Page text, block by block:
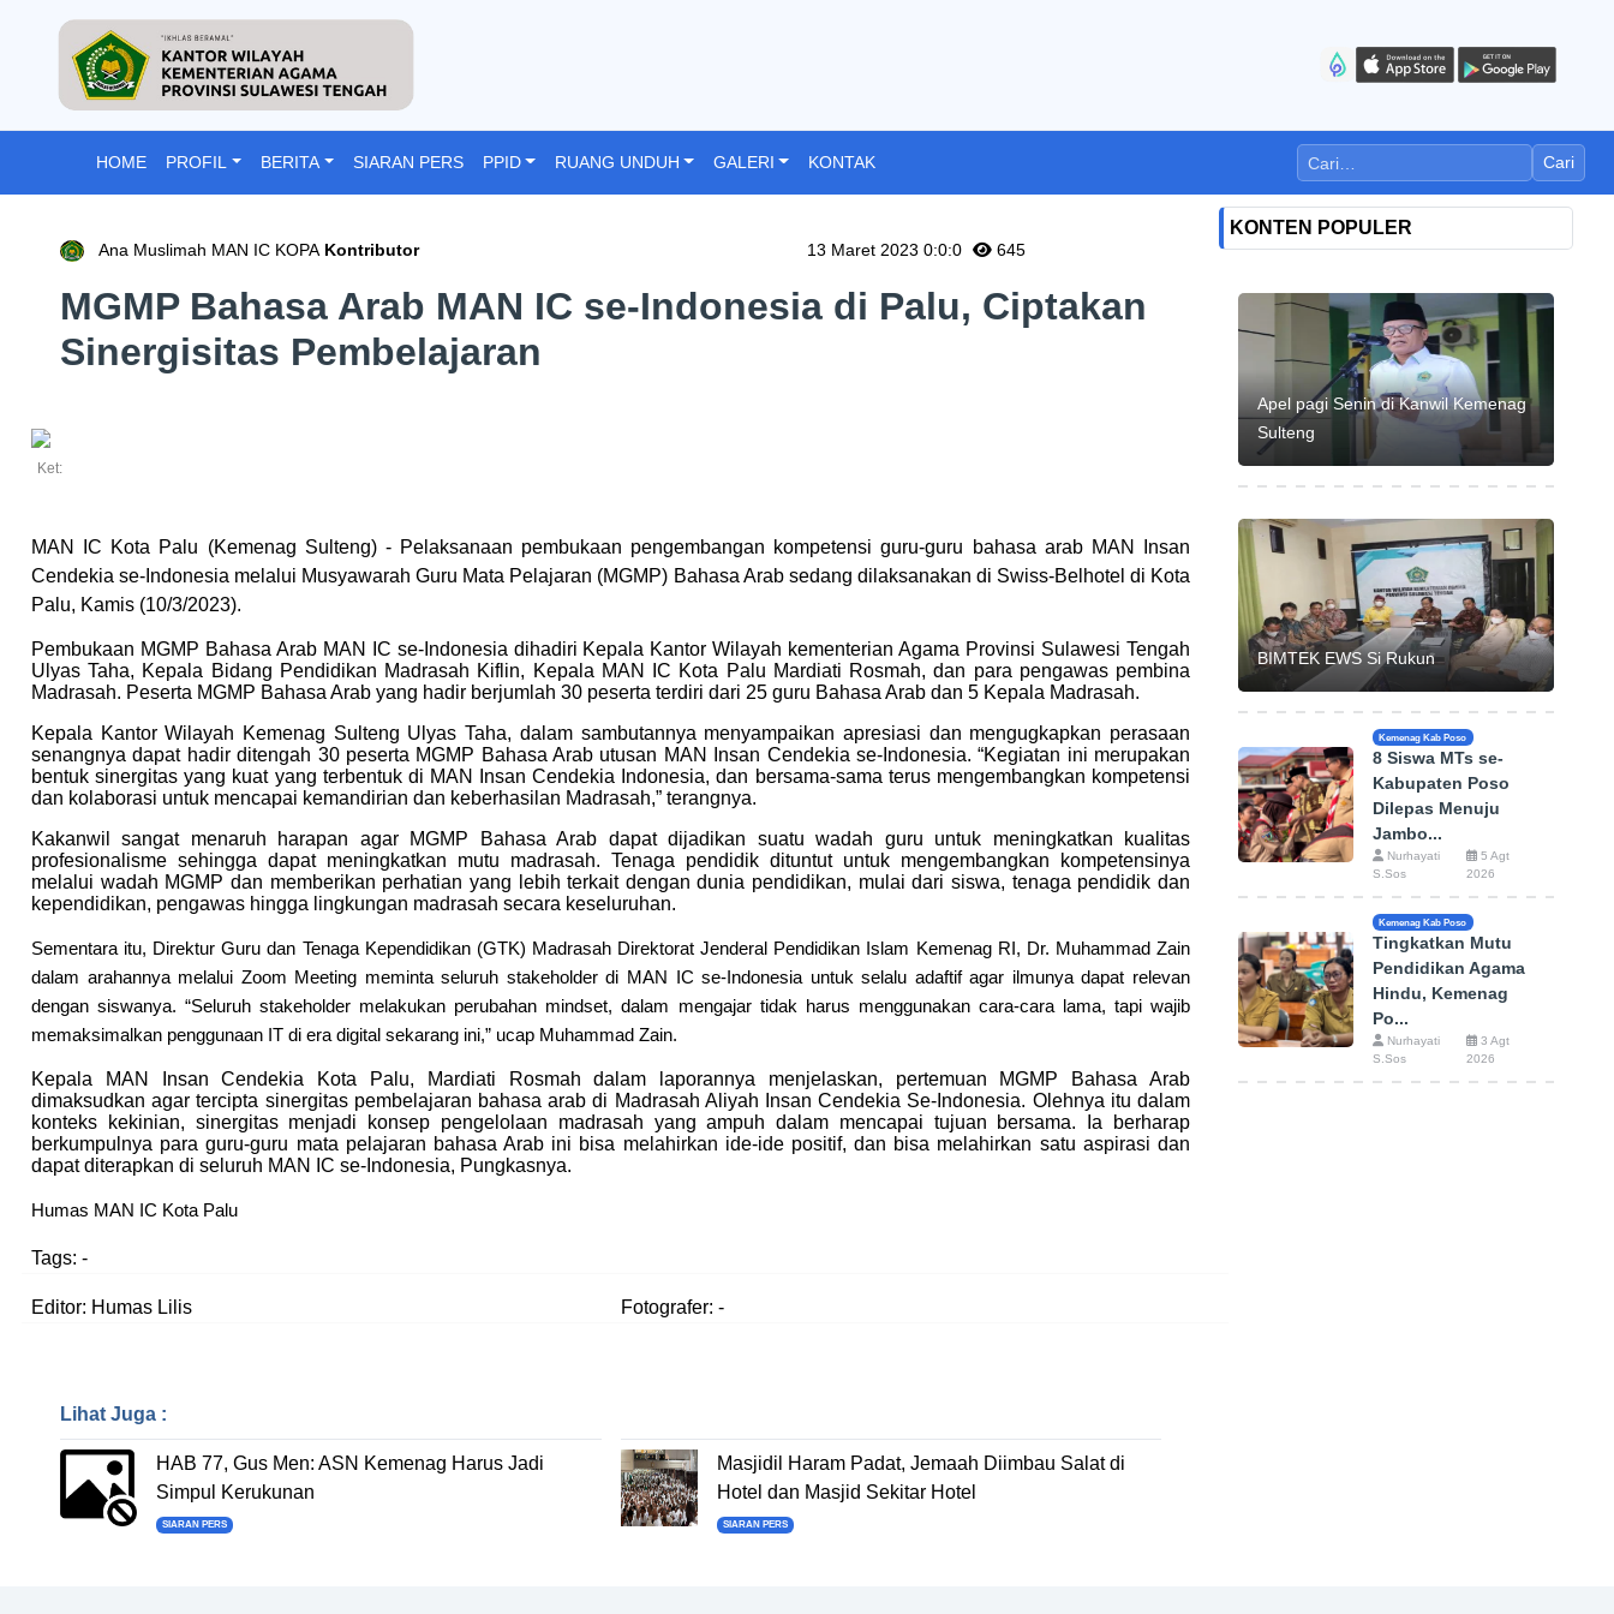
HOME PROFIL BERITA SIARAN PERS PPID RUANG UNDUH GALERI KONTAK Cari
Ana Muslimah MAN IC KOPA Kontributor 13 Maret 2023 0:0:0 645
MGMP Bahasa Arab MAN IC se-Indonesia di Palu, Ciptakan
Sinergisitas Pembelajaran
Ket:
MAN IC Kota Palu (Kemenag Sulteng) - Pelaksanaan pembukaan pengembangan kompetensi guru-guru bahasa arab MAN Insan
Cendekia se-Indonesia melalui Musyawarah Guru Mata Pelajaran (MGMP) Bahasa Arab sedang dilaksanakan di Swiss-Belhotel di Kota
Palu, Kamis (10/3/2023).
Pembukaan MGMP Bahasa Arab MAN IC se-Indonesia dihadiri Kepala Kantor Wilayah kementerian Agama Provinsi Sulawesi Tengah
Ulyas Taha, Kepala Bidang Pendidikan Madrasah Kiflin, Kepala MAN IC Kota Palu Mardiati Rosmah, dan para pengawas pembina
Madrasah. Peserta MGMP Bahasa Arab yang hadir berjumlah 30 peserta terdiri dari 25 guru Bahasa Arab dan 5 Kepala Madrasah.
Kepala Kantor Wilayah Kemenag Sulteng Ulyas Taha, dalam sambutannya menyampaikan apresiasi dan mengugkapkan perasaan
senangnya dapat hadir ditengah 30 peserta MGMP Bahasa Arab utusan MAN Insan Cendekia se-Indonesia. “Kegiatan ini merupakan
bentuk sinergitas yang kuat yang terbentuk di MAN Insan Cendekia Indonesia, dan bersama-sama terus mengembangkan kompetensi
dan kolaborasi untuk mencapai kemandirian dan keberhasilan Madrasah,” terangnya.
Kakanwil sangat menaruh harapan agar MGMP Bahasa Arab dapat dijadikan suatu wadah guru untuk meningkatkan kualitas
profesionalisme sehingga dapat meningkatkan mutu madrasah. Tenaga pendidik dituntut untuk mengembangkan kompetensinya
melalui wadah MGMP dan memberikan perhatian yang lebih terkait dengan dunia pendidikan, mulai dari siswa, tenaga pendidik dan
kependidikan, pengawas hingga lingkungan madrasah secara keseluruhan.
Sementara itu, Direktur Guru dan Tenaga Kependidikan (GTK) Madrasah Direktorat Jenderal Pendidikan Islam Kemenag RI, Dr. Muhammad Zain
dalam arahannya melalui Zoom Meeting meminta seluruh stakeholder di MAN IC se-Indonesia untuk selalu adaftif agar ilmunya dapat relevan
dengan siswanya. “Seluruh stakeholder melakukan perubahan mindset, dalam mengajar tidak harus menggunakan cara-cara lama, tapi wajib
memaksimalkan penggunaan IT di era digital sekarang ini,” ucap Muhammad Zain.
Kepala MAN Insan Cendekia Kota Palu, Mardiati Rosmah dalam laporannya menjelaskan, pertemuan MGMP Bahasa Arab
dimaksudkan agar tercipta sinergitas pembelajaran bahasa arab di Madrasah Aliyah Insan Cendekia Se-Indonesia. Olehnya itu dalam
konteks kekinian, sinergitas menjadi konsep pengelolaan madrasah yang ampuh dalam mencapai tujuan bersama. Ia
berharap
berkumpulnya para guru-guru mata pelajaran bahasa Arab ini bisa melahirkan ide-ide positif, dan bisa melahirkan satu aspirasi dan
dapat diterapkan di seluruh MAN IC se-Indonesia, Pungkasnya.
Humas MAN IC Kota Palu
Tags: -
Editor: Humas Lilis Fotografer: -
Lihat Juga :
HAB 77, Gus Men: ASN Kemenag Harus Jadi
Simpul Kerukunan
SIARAN PERS
Masjidil Haram Padat, Jemaah Diimbau Salat di
Hotel dan Masjid Sekitar Hotel
SIARAN PERS
KONTEN POPULER
Apel pagi Senin di Kanwil Kemenag
Sulteng
BIMTEK EWS Si Rukun
Kemenag Kab Poso
8 Siswa MTs se-
Kabupaten Poso
Dilepas Menuju
Jambo...
Nurhayati
S.Sos
5 Agt
2026
Kemenag Kab Poso
Tingkatkan Mutu
Pendidikan Agama
Hindu, Kemenag
Po...
Nurhayati
S.Sos
3 Agt
2026